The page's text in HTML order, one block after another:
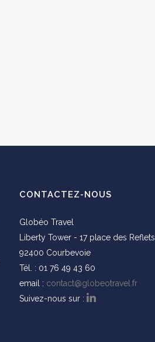
CONTACTEZ-NOUS
Globéo Travel
Liberty Tower - 17 place des Reflets
92400 Courbevoie
Tél. : 01 76 49 43 60
email : contact@globeotravel.fr
Suivez-nous sur :